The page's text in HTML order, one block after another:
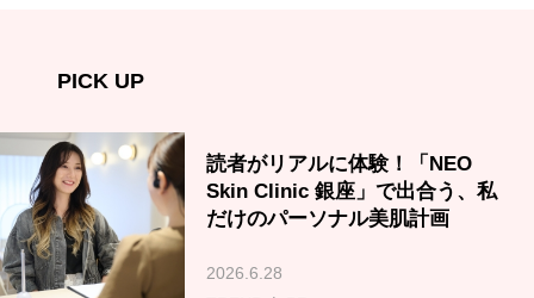
PICK UP
読者がリアルに体験！「NEO
Skin Clinic 銀座」で出合う、私
だけのパーソナル美肌計画
2026.6.28